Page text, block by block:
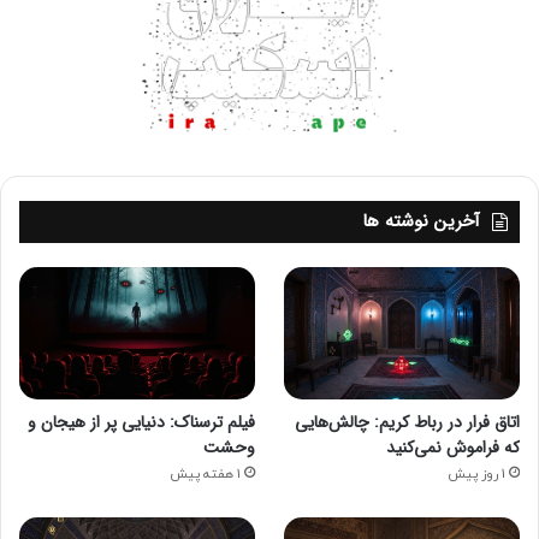
برای رزرو و اطلاعات بیشتر می‌توانید به سایتایران اسکیپ
مراجعه کنید و تجربه‌ای متفاوت و هیجان‌انگیز را برای خود رقم
بزنید.
آخرین نوشته ها
اتاق فرار در رباط کریم: چالش‌هایی
که فراموش نمی‌کنید
1 روز پیش
فیلم ترسناک: دنیایی پر از هیجان و
وحشت
1 هفته پیش